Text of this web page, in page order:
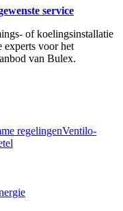
service
of koelingsinstallatie
experts voor het
van Bulex.
regelingenVentilo-